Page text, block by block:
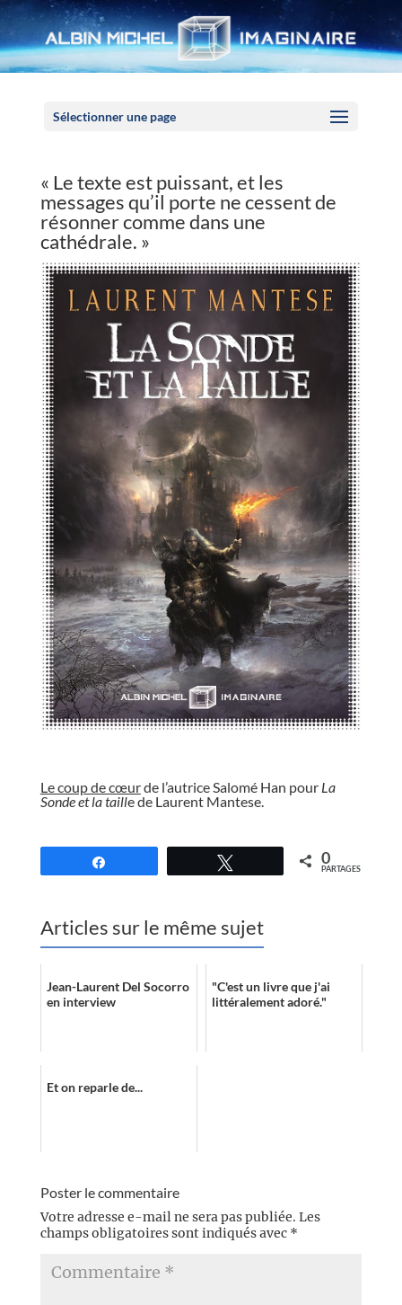
Sélectionner une page
« Le texte est puissant, et les
messages qu’il porte ne cessent de
résonner comme dans une
cathédrale. »
Le coup de cœurde l’autrice Salomé Han pour La
Sonde et la taille de Laurent Mantese.
0
PARTAGES
Articles sur le même sujet
Jean-Laurent Del Socorro
en interview
"C'est un livre que j'ai
littéralement adoré."
Et on reparle de...
Poster le commentaire
Votre adresse e-mail ne sera pas publiée. Les
champs obligatoires sont indiqués avec *
Panneau de gestion des cookies